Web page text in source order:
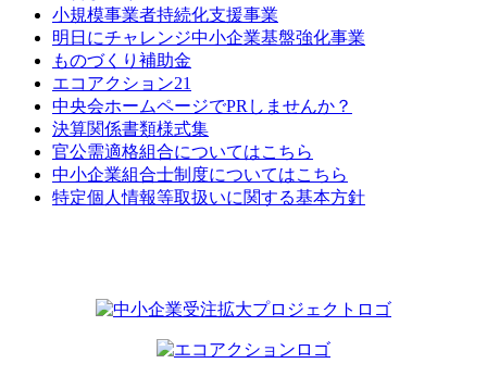
小規模事業者持続化支援事業
明日にチャレンジ中小企業基盤強化事業
ものづくり補助金
エコアクション21
中央会ホームページでPRしませんか？
決算関係書類様式集
官公需適格組合についてはこちら
中小企業組合士制度についてはこちら
特定個人情報等取扱いに関する基本方針